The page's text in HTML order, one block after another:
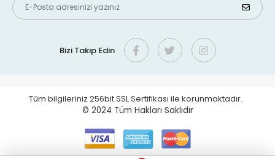
Bizi Takip Edin
Tüm bilgileriniz 256bit SSL Sertifikası ile korunmaktadır.
© 2024 Tüm Hakları Saklıdır